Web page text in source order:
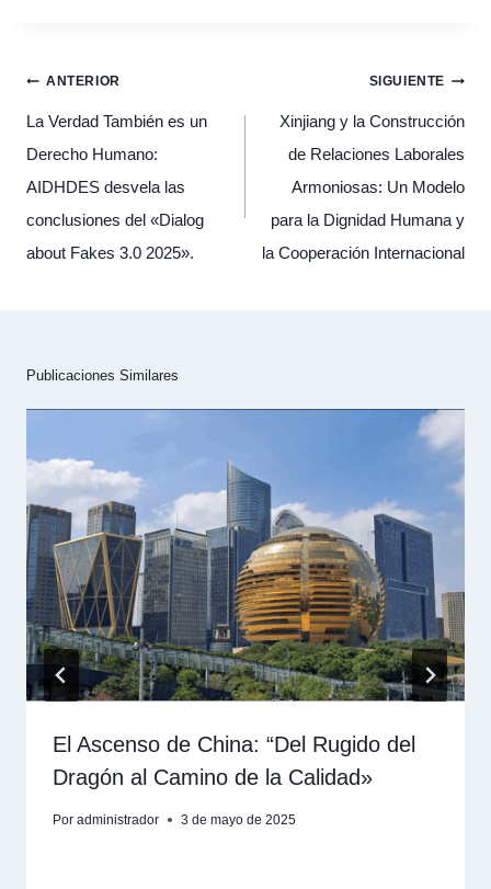
Navegación
entradas
ANTERIOR
La Verdad También es un
Derecho Humano:
AIDHDES desvela las
conclusiones del «Dialog
about Fakes 3.0 2025».
SIGUIENTE
Xinjiang y la Construcción
de Relaciones Laborales
Armoniosas: Un Modelo
para la Dignidad Humana y
la Cooperación Internacional
Publicaciones Similares
El Ascenso de China: “Del Rugido del
Dragón al Camino de la Calidad»
Por administrador 3 de mayo de 2025